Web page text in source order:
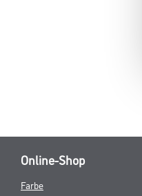
Online-Shop
Farbe